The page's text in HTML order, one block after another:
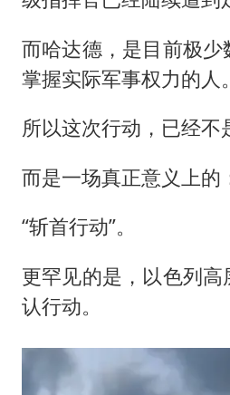
而哈达德，是目前极
掌握实际军事权力的人。
所以这次行动，已经不
而是一场真正意义上的
“斩首行动”。
更罕见的是，以色列
认行动。